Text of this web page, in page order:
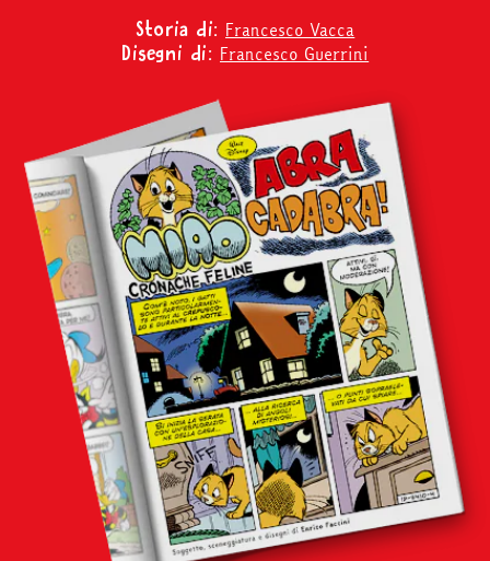
Storia di: Francesco Vacca
Disegni di: Francesco Guerrini